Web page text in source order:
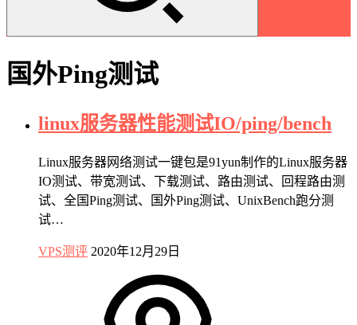
国外Ping测试
linux服务器性能测试IO/ping/bench
Linux服务器网络测试一键包是91yun制作的Linux服务器
IO测试、带宽测试、下载测试、路由测试、回程路由测
试、全国Ping测试、国外Ping测试、UnixBench跑分测
试…
VPS测评 2020年12月29日